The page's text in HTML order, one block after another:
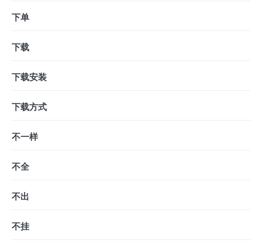
下单
下载
下载安装
下载方式
不一样
不全
不出
不挂